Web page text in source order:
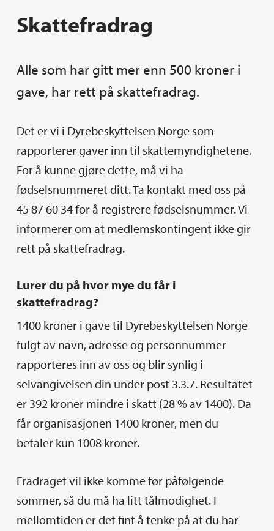
Skattefradrag
Alle som har gitt mer enn 500 kroner i
gave, har rett på skattefradrag.
Det er vi i Dyrebeskyttelsen Norge som
rapporterer gaver inn til skattemyndighetene.
For å kunne gjøre dette, må vi ha
fødselsnummeret ditt. Ta kontakt med oss på
45 87 60 34 for å registrere fødselsnummer. Vi
informerer om at medlemskontingent ikke gir
rett på skattefradrag.
Lurer du på hvor mye du får i
skattefradrag?
1400 kroner i gave til Dyrebeskyttelsen Norge
fulgt av navn, adresse og personnummer
rapporteres inn av oss og blir synlig i
selvangivelsen din under post 3.3.7. Resultatet
er 392 kroner mindre i skatt (28 % av 1400). Da
får organisasjonen 1400 kroner, men du
betaler kun 1008 kroner.
Fradraget vil ikke komme før påfølgende
sommer, så du må ha litt tålmodighet. I
mellomtiden er det fint å tenke på at du har